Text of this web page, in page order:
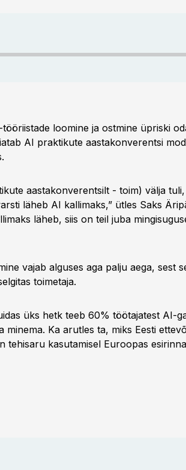
loomine ja ostmine üpriski
AI praktikute aastakonverentsi
aastakonverentsilt - toim) välja
läheb AI kallimaks,” ütles Saks
läheb, siis on teil juba
vajab alguses aga palju aega, sest
toimetaja.
üks hetk teeb 60% töötajatest AI-
minema. Ka arutles ta, miks Eesti
tehisaru kasutamisel Euroopas